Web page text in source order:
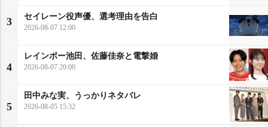
3
セイレーン役声優、選考理由を告白
2026-08-07 12:00
4
レインボー池田、佐藤佳奈と電撃婚
2026-08-07 20:00
5
田中みな実、うっかりネタバレ
2026-08-05 15:32